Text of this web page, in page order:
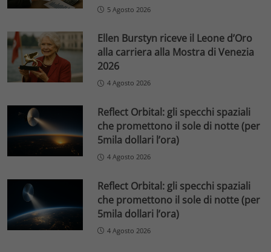
5 Agosto 2026
Ellen Burstyn riceve il Leone d’Oro
alla carriera alla Mostra di Venezia
2026
4 Agosto 2026
Reflect Orbital: gli specchi spaziali
che promettono il sole di notte (per
5mila dollari l’ora)
4 Agosto 2026
Reflect Orbital: gli specchi spaziali
che promettono il sole di notte (per
5mila dollari l’ora)
4 Agosto 2026